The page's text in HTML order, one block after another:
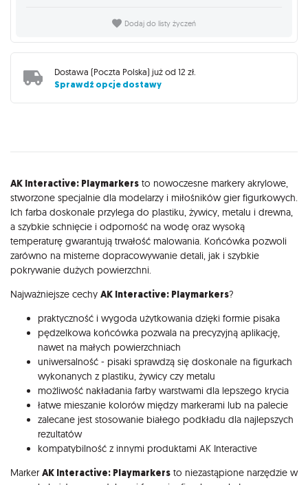
Dodaj do listy życzeń
Dostawa (Poczta Polska) już od 12 zł
Sprawdź opcje dostawy
Opis
AK Interactive: Playmarkers to nowoczesne markery akrylowe,
stworzone specjalnie dla modelarzy i miłośników gier figurkowych.
Ich farba doskonale przylega do plastiku, żywicy, metalu i drewna,
a szybkie schnięcie i odporność na wodę oraz wysoką
temperaturę gwarantują trwałość malowania. Końcówka pozwoli
zarówno na misterne dopracowywanie detali, jak i szybkie
pokrywanie dużych powierzchni.
Najważniejsze cechy AK Interactive: Playmarkers?
praktyczność i wygoda użytkowania dzięki formie pisaka
pędzelkowa końcówka pozwala na precyzyjną aplikację,
nawet na małych powierzchniach
uniwersalność - pisaki sprawdzą się doskonale na figurkach
wykonanych z plastiku, żywicy czy metalu
możliwość nakładania farby warstwami dla lepszego krycia
łatwe mieszanie kolorów między markerami lub na palecie
zalecane jest stosowanie białego podkładu dla najlepszych
rezultatów
kompatybilność z innymi produktami AK Interactive
MarkerAK Interactive: Playmarkers to niezastąpione narzędzie w